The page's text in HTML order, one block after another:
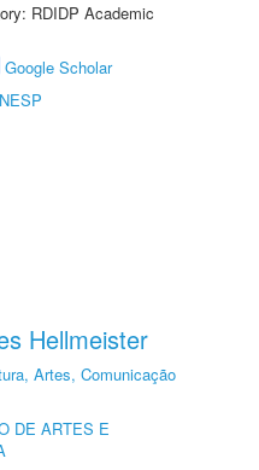
RDIDP Academic
Google Scholar
Hellmeister
Artes, Comunicação
DE ARTES E